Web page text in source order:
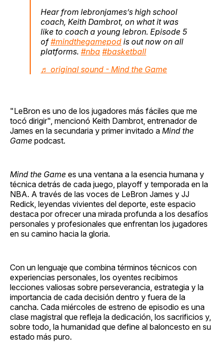
Hear from lebronjames’s high school
coach, Keith Dambrot, on what it was
like to coach a young lebron. Episode 5
of#mindthegamepod is out now on all
platforms. #nba #basketball
♬ original sound - Mind the Game
"LeBron es uno de los jugadores más fáciles que me
tocó dirigir", mencionó Keith Dambrot, entrenador de
James en la secundaria y primer invitado a Mind the
Game podcast.
Mind the Game es una ventana a la esencia humana y
técnica detrás de cada juego, playoff y temporada en la
NBA. A través de las voces de LeBron James y JJ
Redick, leyendas vivientes del deporte, este espacio
destaca por ofrecer una mirada profunda a los desafíos
personales y profesionales que enfrentan los jugadores
en su camino hacia la gloria.
Con un lenguaje que combina términos técnicos con
experiencias personales, los oyentes recibimos
lecciones valiosas sobre perseverancia, estrategia y la
importancia de cada decisión dentro y fuera de la
cancha. Cada miércoles de estreno de episodio es una
clase magistral que refleja la dedicación, los sacrificios y,
sobre todo, la humanidad que define al baloncesto en su
estado más puro.